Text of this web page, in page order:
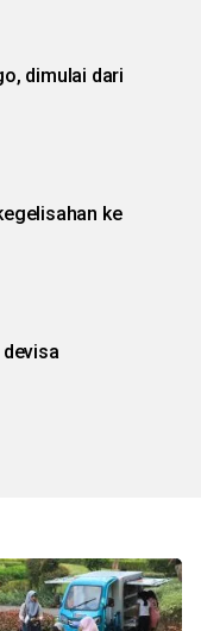
dimulai dari
ke